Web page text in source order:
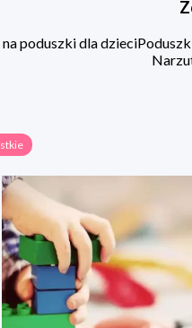
poduszki dla dzieci